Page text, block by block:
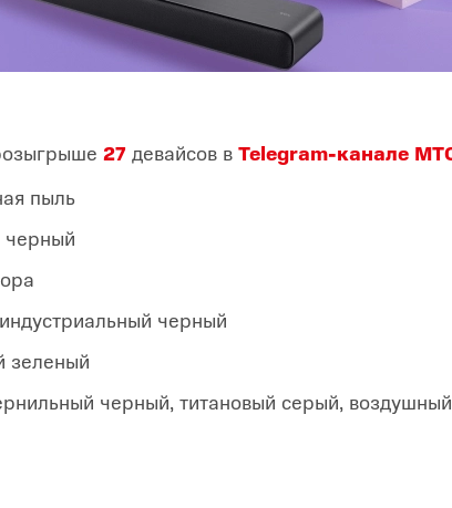
27 девайсов в Telegram-канале
пыль
черный
черный
зеленый
черный, титановый серый,